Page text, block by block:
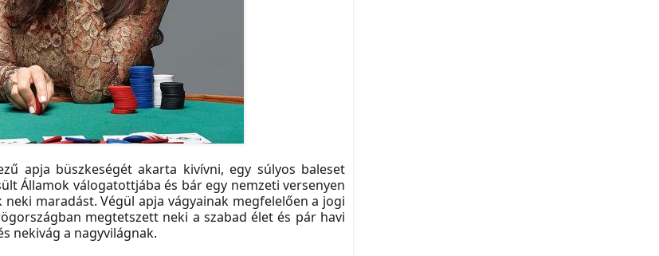
apja büszkeségét akarta kivívni, egy súlyos baleset
Államok válogatottjába és bár egy nemzeti versenyen
maradást. Végül apja vágyainak megfelelően a jogi
megtetszett neki a szabad élet és pár havi
nekivág a nagyvilágnak.